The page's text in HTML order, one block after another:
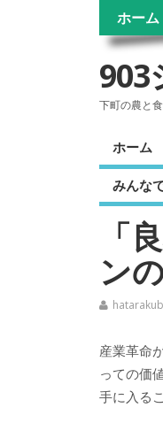
ホーム
903
下町の農と
ホーム
みんな
「
ン
産業革命
っての価
手に入る